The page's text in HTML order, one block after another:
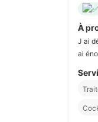
À
J ai
ai